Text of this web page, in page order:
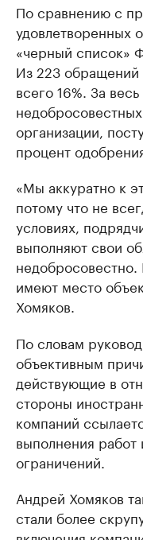
По сравнению с
удовлетворенных
«черный список»
Из 223
всего 16%. За
организации,
процент
«Мы аккуратно к
потому что не
условиях,
выполняют свои
недобросовестно.
имеют место
Хомяков.
По словам
объективным
действующие в
стороны
компаний
выполнения работ
ограничений.
Андрей Хомяков
стали более